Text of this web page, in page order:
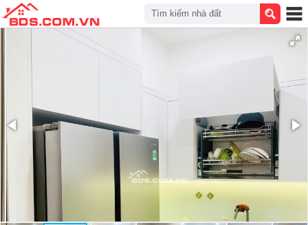
Tìm kiếm nhà đất